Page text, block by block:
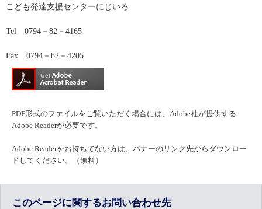
こども発達支援センターにじいろ
Tel　0794－82－4165
Fax　0794－82－4205
PDF形式のファイルをご覧いただく場合には、Adobe社が提供する
Adobe Readerが必要です。
Adobe Readerをお持ちでない方は、バナーのリンク先からダウンロー
ドしてください。（無料）
このページに関するお問い合わせ先